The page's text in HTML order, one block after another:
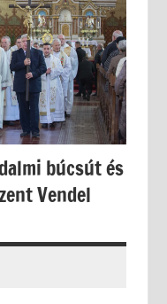
búcsút és
Vendel